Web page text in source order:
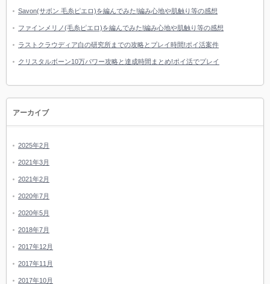
Savon(サボン 毛糸ピエロ)を編んでみた!編み心地や肌触り等の感想
ファインメリノ(毛糸ピエロ)を編んでみた!編み心地や肌触り等の感想
ラストクラウディア白の研究所までの攻略とプレイ時間!ポイ活案件
クリスタルボーン10万パワー攻略と達成時間まとめ!ポイ活でプレイ
アーカイブ
2025年2月
2021年3月
2021年2月
2020年7月
2020年5月
2018年7月
2017年12月
2017年11月
2017年10月